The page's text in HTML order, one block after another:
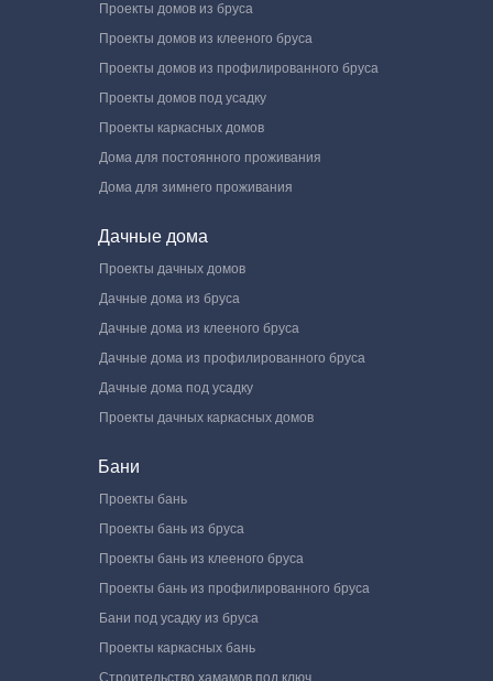
Проекты домов из бруса
Проекты домов из клееного бруса
Проекты домов из профилированного бруса
Проекты домов под усадку
Проекты каркасных домов
Дома для постоянного проживания
Дома для зимнего проживания
Дачные дома
Проекты дачных домов
Дачные дома из бруса
Дачные дома из клееного бруса
Дачные дома из профилированного бруса
Дачные дома под усадку
Проекты дачных каркасных домов
Бани
Проекты бань
Проекты бань из бруса
Проекты бань из клееного бруса
Проекты бань из профилированного бруса
Бани под усадку из бруса
Проекты каркасных бань